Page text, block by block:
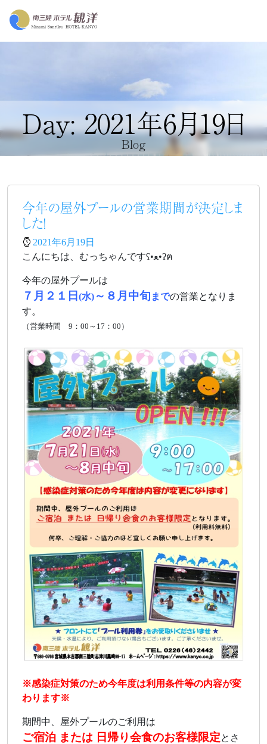
Day: 2021年6月19日
Blog
今年の屋外プールの営業期間が決定しま
した！
2021年6月19日
こんにちは、むっちゃんですʕ•ﻌ•ʔฅ
今年の屋外プールは
７月２１日 (水) ～８月中旬 までの営業となりま
す。
（営業時間 9：00～17：00）
※感染症対策のため今年度は利用条件等の内容が変
わります※
期間中、屋外プールのご利用は
ご宿泊 または 日帰り会食のお客様限定とさ